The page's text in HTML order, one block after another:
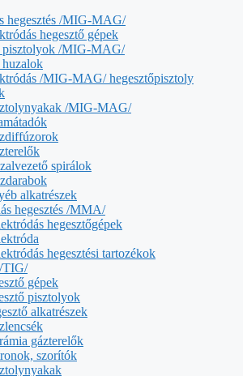
hegesztés /MIG-MAG/
hegesztő gépek
pisztolyok /MIG-MAG/
huzalok
/MIG-MAG/ hegesztőpisztoly
/MIG-MAG/
spirálok
alkatrészek
hegesztés /MMA/
hegesztőgépek
hegesztési tartozékok
TIG/
gépek
pisztolyok
alkatrészek
gázterelők
szorítók